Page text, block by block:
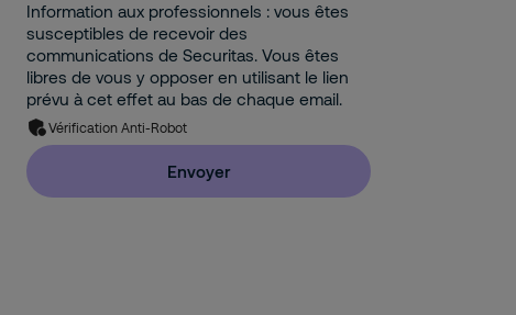
Information aux professionnels : vous êtes
susceptibles de recevoir des
communications de Securitas. Vous êtes
libres de vous y opposer en utilisant le lien
prévu à cet effet au bas de chaque email.
Vérification Anti-Robot
Envoyer